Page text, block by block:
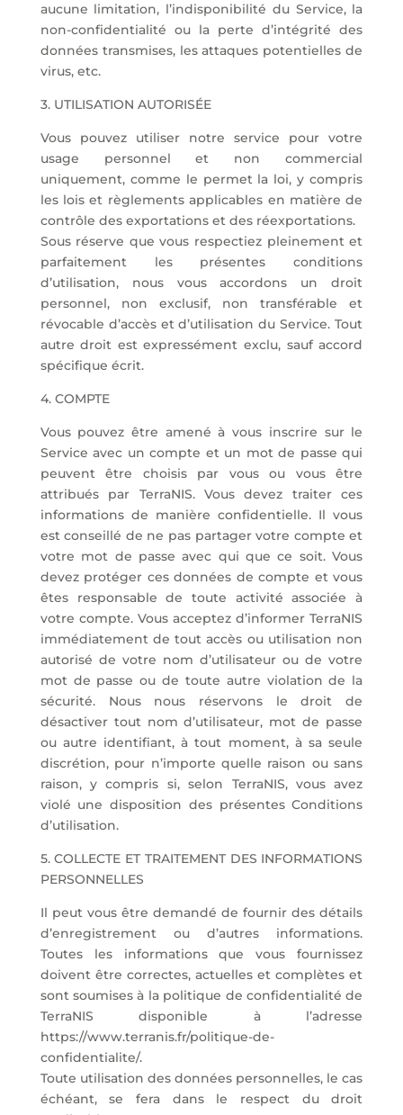
aucune limitation, l’indisponibilité du Service, la
non-confidentialité ou la perte d’intégrité des
données transmises, les attaques potentielles de
virus, etc.
3. UTILISATION AUTORISÉE
Vous pouvez utiliser notre service pour votre
usage personnel et non commercial
uniquement, comme le permet la loi, y compris
les lois et règlements applicables en matière de
contrôle des exportations et des réexportations.
Sous réserve que vous respectiez pleinement et
parfaitement les présentes conditions
d’utilisation, nous vous accordons un droit
personnel, non exclusif, non transférable et
révocable d’accès et d’utilisation du Service. Tout
autre droit est expressément exclu, sauf accord
spécifique écrit.
4. COMPTE
Vous pouvez être amené à vous inscrire sur le
Service avec un compte et un mot de passe qui
peuvent être choisis par vous ou vous être
attribués par TerraNIS. Vous devez traiter ces
informations de manière confidentielle. Il vous
est conseillé de ne pas partager votre compte et
votre mot de passe avec qui que ce soit. Vous
devez protéger ces données de compte et vous
êtes responsable de toute activité associée à
votre compte. Vous acceptez d’informer TerraNIS
immédiatement de tout accès ou utilisation non
autorisé de votre nom d’utilisateur ou de votre
mot de passe ou de toute autre violation de la
sécurité. Nous nous réservons le droit de
désactiver tout nom d’utilisateur, mot de passe
ou autre identifiant, à tout moment, à sa seule
discrétion, pour n’importe quelle raison ou sans
raison, y compris si, selon TerraNIS, vous avez
violé une disposition des présentes Conditions
d’utilisation.
5. COLLECTE ET TRAITEMENT DES INFORMATIONS
PERSONNELLES
Il peut vous être demandé de fournir des détails
d’enregistrement ou d’autres informations.
Toutes les informations que vous fournissez
doivent être correctes, actuelles et complètes et
sont soumises à la politique de confidentialité de
TerraNIS disponible à l’adresse
https://www.terranis.fr/politique-de-
confidentialite/.
Toute utilisation des données personnelles, le cas
échéant, se fera dans le respect du droit